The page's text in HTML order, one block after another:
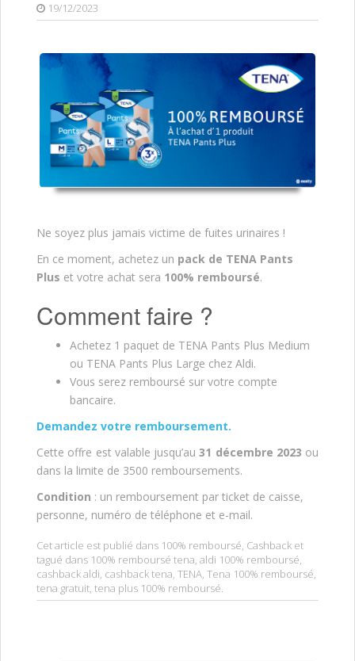
19/12/2023
Ne soyez plus jamais victime de fuites urinaires !
En ce moment, achetez un pack de TENA Pants
Plus et votre achat sera 100% remboursé.
Comment faire ?
Achetez 1 paquet de TENA Pants Plus Medium
ou TENA Pants Plus Large chez Aldi.
Vous serez remboursé sur votre compte
bancaire.
Demandez votre remboursement.
Cette offre est valable jusqu’au 31 décembre 2023 ou
dans la limite de 3500 remboursements.
Condition : un remboursement par ticket de caisse,
personne, numéro de téléphone et e-mail.
Cet article est publié dans 100% remboursé Cashback et
tagué dans 100% remboursé tena aldi 100% remboursé
cashback aldi cashback tena TENA Tena 100% remboursé
tena gratuit tena plus 100% remboursé